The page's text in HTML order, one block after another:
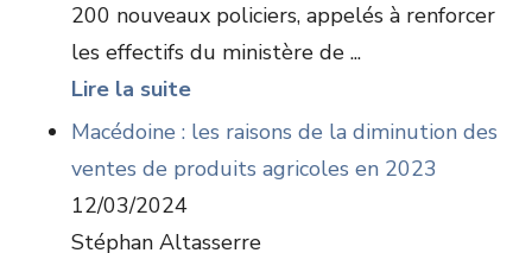
200 nouveaux policiers, appelés à renforcer
les effectifs du ministère de ...
Lire la suite
Macédoine : les raisons de la diminution des
ventes de produits agricoles en 2023
12/03/2024
Stéphan Altasserre